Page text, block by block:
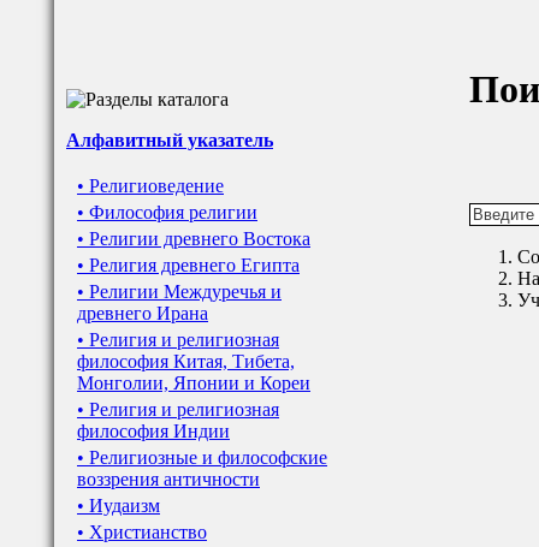
Алфавитный указатель
• Религиоведение
• Философия религии
• Религии древнего Востока
• Религия древнего Египта
• Религии Междуречья и
древнего Ирана
• Религия и религиозная
философия Китая, Тибета,
Монголии, Японии и Кореи
• Религия и религиозная
философия Индии
• Религиозные и философские
воззрения античности
• Иудаизм
• Христианство